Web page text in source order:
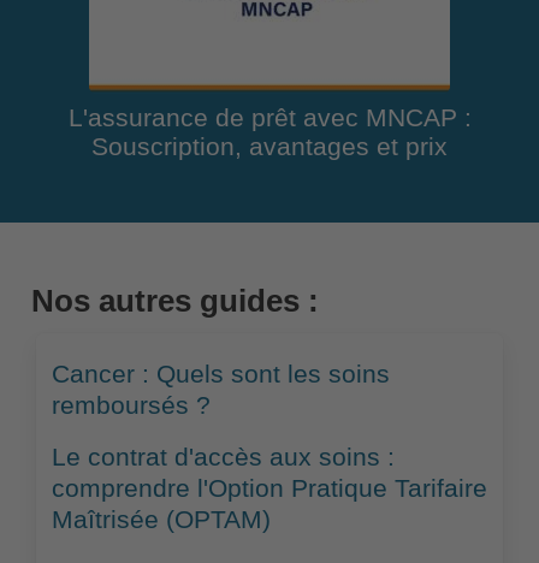
L'assurance de prêt avec MNCAP :
Souscription, avantages et prix
Nos autres guides :
Cancer : Quels sont les soins
remboursés ?
Le contrat d'accès aux soins :
comprendre l'Option Pratique Tarifaire
Maîtrisée (OPTAM)